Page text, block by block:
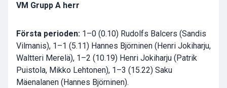
VM Grupp A herr
Första perioden: 1–0 (0.10) Rudolfs Balcers (Sandis
Vilmanis), 1–1 (5.11) Hannes Björninen (Henri Jokiharju,
Waltteri Merelä), 1–2 (10.19) Henri Jokiharju (Patrik
Puistola, Mikko Lehtonen), 1–3 (15.22) Saku
Mäenalanen (Hannes Björninen).